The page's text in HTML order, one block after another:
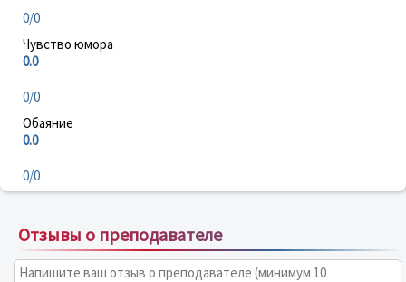
0/0
Чувство юмора
0.0
0/0
Обаяние
0.0
0/0
Отзывы о преподавателе